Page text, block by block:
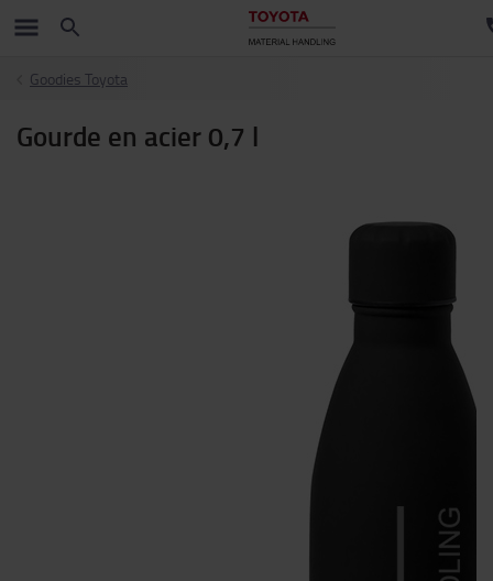
Goodies Toyota
Gourde en acier 0,7 l